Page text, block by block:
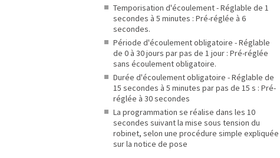
Temporisation d'écoulement - Réglable de 1
secondes à 5 minutes : Pré-réglée à 6
secondes.
Période d'écoulement obligatoire - Réglable
de 0 à 30 jours par pas de 1 jour : Pré-réglée
sans écoulement obligatoire.
Durée d'écoulement obligatoire - Réglable de
15 secondes à 5 minutes par pas de 15 s : Pré-
réglée à 30 secondes
La programmation se réalise dans les 10
secondes suivant la mise sous tension du
robinet, selon une procédure simple expliquée
sur la notice de pose